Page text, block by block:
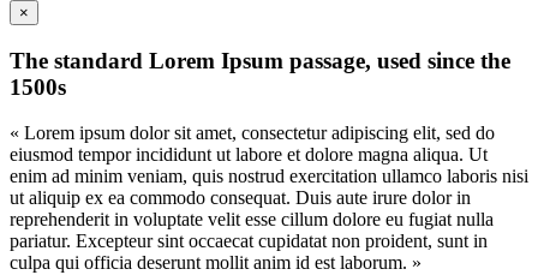
×
The standard Lorem Ipsum passage, used since the
1500s
« Lorem ipsum dolor sit amet, consectetur adipiscing elit, sed do
eiusmod tempor incididunt ut labore et dolore magna aliqua. Ut
enim ad minim veniam, quis nostrud exercitation ullamco laboris nisi
ut aliquip ex ea commodo consequat. Duis aute irure dolor in
reprehenderit in voluptate velit esse cillum dolore eu fugiat nulla
pariatur. Excepteur sint occaecat cupidatat non proident, sunt in
culpa qui officia deserunt mollit anim id est laborum. »